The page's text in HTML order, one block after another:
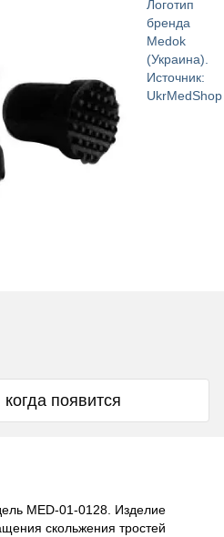
появится
MED-01-0128. Изделие
скольжения тростей